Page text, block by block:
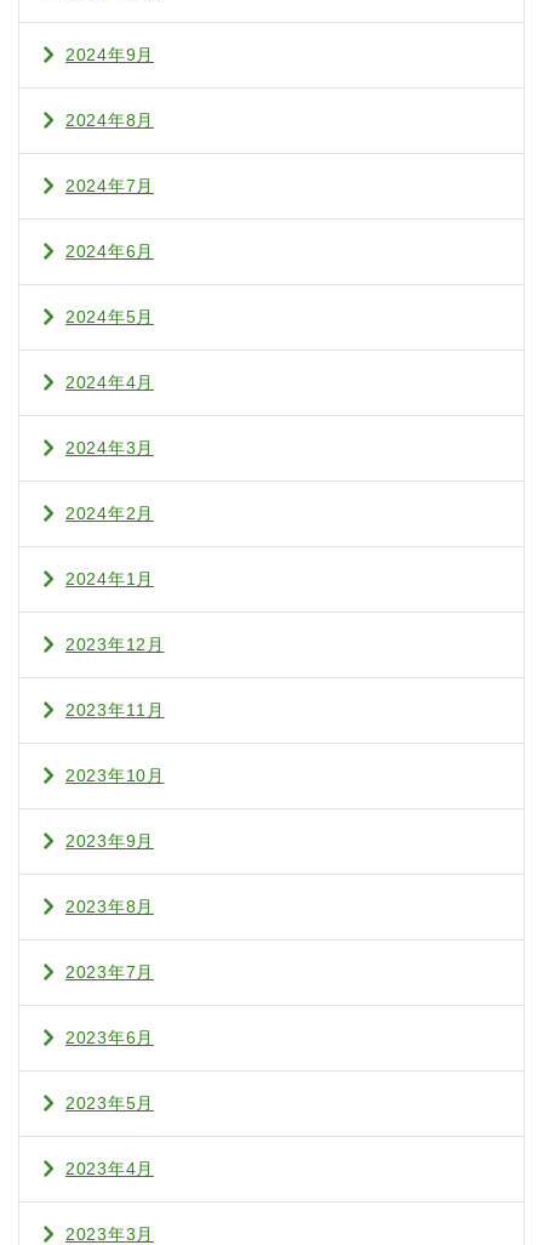
2024年9月
2024年8月
2024年7月
2024年6月
2024年5月
2024年4月
2024年3月
2024年2月
2024年1月
2023年12月
2023年11月
2023年10月
2023年9月
2023年8月
2023年7月
2023年6月
2023年5月
2023年4月
2023年3月